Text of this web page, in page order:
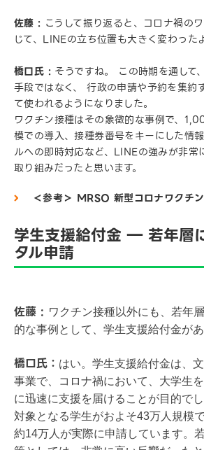
佐藤 : こうして振り返ると、コロナ禍の
じて、LINEの立ち位置も大きく変わった
橋口氏 : そうですね。 この時期を通して
手段ではなく、 行政の申請や予約を集約
て使われるようになりました。
ワクチン接種はその象徴的な事例で、
模での導入、接種券番号をキーにした情
ルへの即時対応など、LINEの強みが非常
取り組みだったと思います。
＜参考＞ MRSO 新型コロナワクチ
学生支援給付金 ― 若年層
タル申請
佐藤 : ワクチン接種以外にも、若年
的な事例として、学生支援給付金があ
橋口氏： はい。学生支援給付金は、
事業で、コロナ禍において、大学生
に迅速に支援を届けることが目的でし
対象となる学生がおよそ43万人規模
約14万人が実際に申請しています。